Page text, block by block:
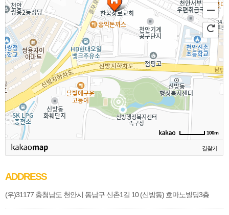
100m
길찾기
ADDRESS
(우)31177 충청남도 천안시 동남구 신촌1길 10 (신방동) 호마노빌딩3층